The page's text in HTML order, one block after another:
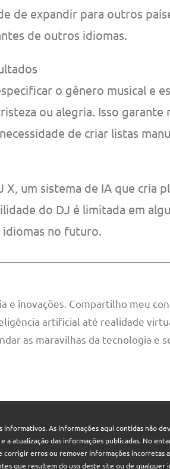
de expandir para outros
de outros idiomas.
o gênero musical e
ou alegria. Isso garante
de criar listas
um sistema de IA que cria
do DJ é limitada em
idiomas no futuro.
e inovações. Compartilho meu
artificial até realidade
as maravilhas da tecnologia e
As informações aqui contidas não
atualização das informações publicadas. No
corrigir erros ou remover informações
que resultem do uso deste site ou de qualquer